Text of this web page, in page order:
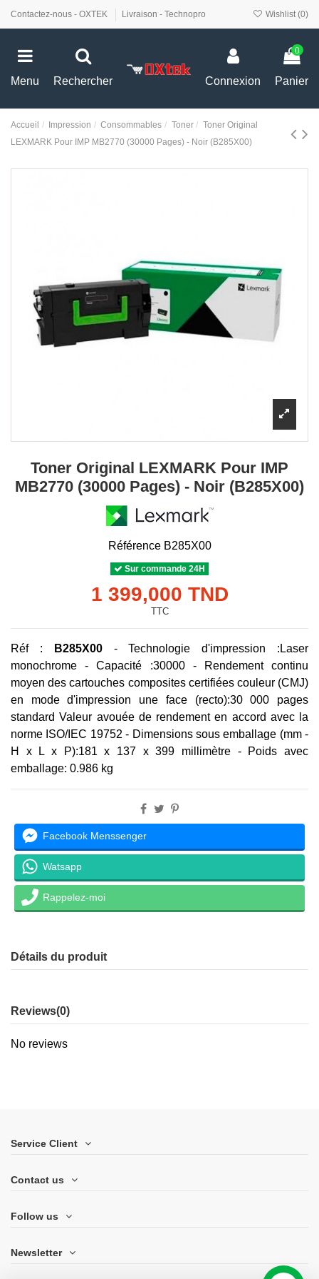
Contactez-nous - OXTEK Livraison - Technopro Wishlist (0)
Menu Rechercher Connexion
0
Panier
Accueil Impression Consommables Toner
Toner Original
LEXMARK Pour IMP MB2770 (30000 Pages) - Noir (B285X00)
Toner Original LEXMARK Pour IMP
MB2770 (30000 Pages) - Noir (B285X00)
Référence B285X00
Sur commande 24H
1 399,000 TND
TTC
Réf : B285X00 -Technologie d'impression : Laser
monochrome -Capacité :30000 -
Rendement continu
moyen des cartouches composites certifiées couleur (CMJ)
en mode d'impression une face (recto):30 000 pages
standard Valeur avouée de rendement en accord avec la
norme ISO/IEC 19752 - Dimensions sous emballage (mm -
H x L x P):181 x 137 x 399 millimètre - Poids avec
emballage: 0.986 kg
Facebook Menssenger
Watsapp
Rappelez-moi
Détails du produit
Reviews(0)
No reviews
Service Client
Contact us
Follow us
Newsletter